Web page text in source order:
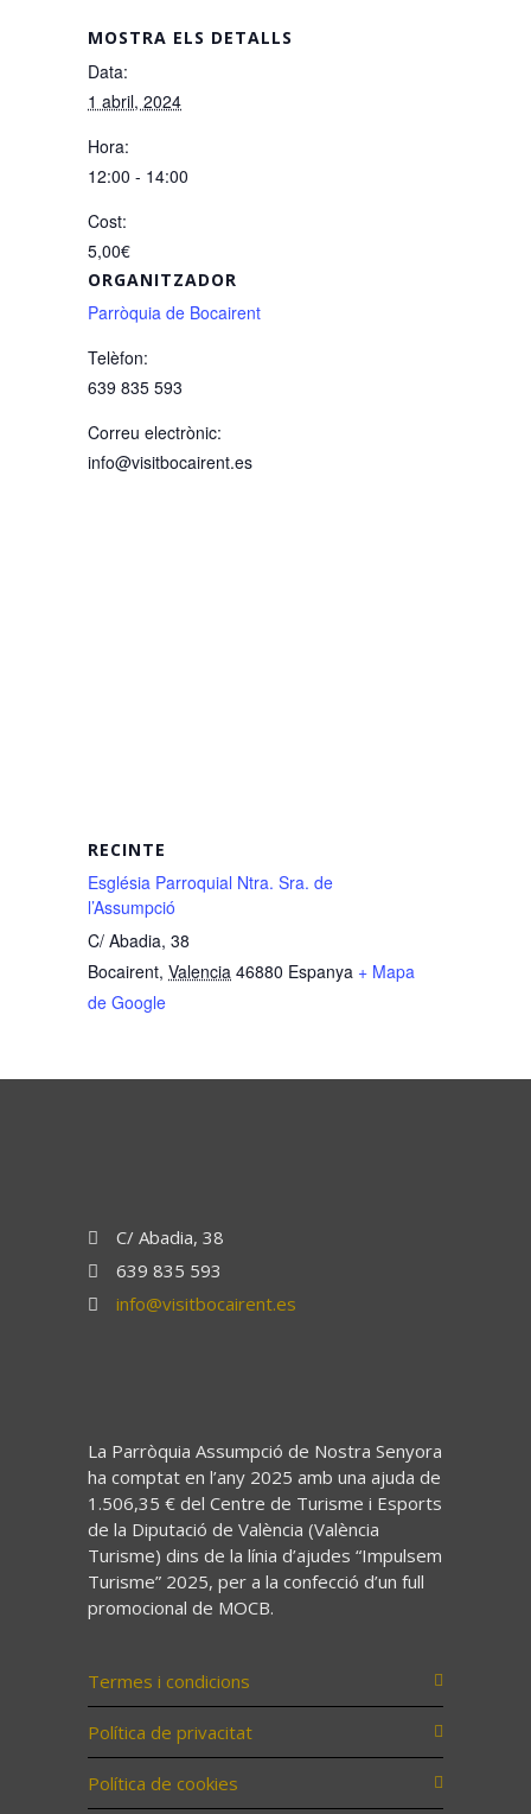
MOSTRA ELS DETALLS
Data:
1 abril, 2024
Hora:
12:00 - 14:00
Cost:
5,00€
ORGANITZADOR
Parròquia de Bocairent
Telèfon:
639 835 593
Correu electrònic:
info@visitbocairent.es
RECINTE
Església Parroquial Ntra. Sra. de
l’Assumpció
C/ Abadia, 38
Bocairent, Valencia 46880 Espanya + Mapa
de Google
C/ Abadia, 38
639 835 593
info@visitbocairent.es
La Parròquia Assumpció de Nostra Senyora
ha comptat en l’any 2025 amb una ajuda de
1.506,35 € del Centre de Turisme i Esports
de la Diputació de València (València
Turisme) dins de la línia d’ajudes “Impulsem
Turisme” 2025, per a la confecció d’un full
promocional de MOCB.
Termes i condicions
Política de privacitat
Política de cookies